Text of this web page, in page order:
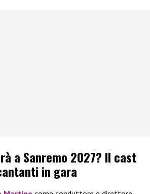
a Sanremo 2027? Il cast
in gara